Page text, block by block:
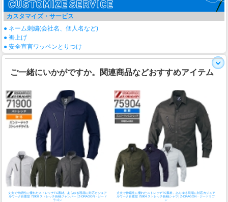
カスタマイズ・サービス
● ネーム刺繍(会社名、個人名など)
● 裾上げ
● 安全宣言ワッペンとりつけ
ご一緒にいかがですか。関連商品などおすすめアイテム
丈夫で伸縮性に優れたストレッチTC素材。あらゆる現場に対応カジュア
ルワーク自重堂 71900 ストレッチ長袖ジャンパー│Z-DRAGON・ジード
ラゴン
丈夫で伸縮性に優れたストレッチTC素材。あらゆる現場に対応カジュア
ルワーク自重堂 75904 ストレッチ長袖シャツ│Z-DRAGON・ジードラゴ
ン